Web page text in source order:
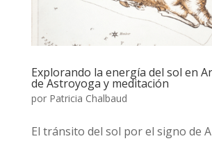
Explorando la energía del sol en
de Astroyoga y meditación
por Patricia Chalbaud
El tránsito del sol por el signo de